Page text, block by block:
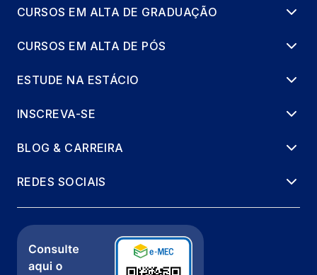
CURSOS EM ALTA DE GRADUAÇÃO
CURSOS EM ALTA DE PÓS
ESTUDE NA ESTÁCIO
INSCREVA-SE
BLOG & CARREIRA
REDES SOCIAIS